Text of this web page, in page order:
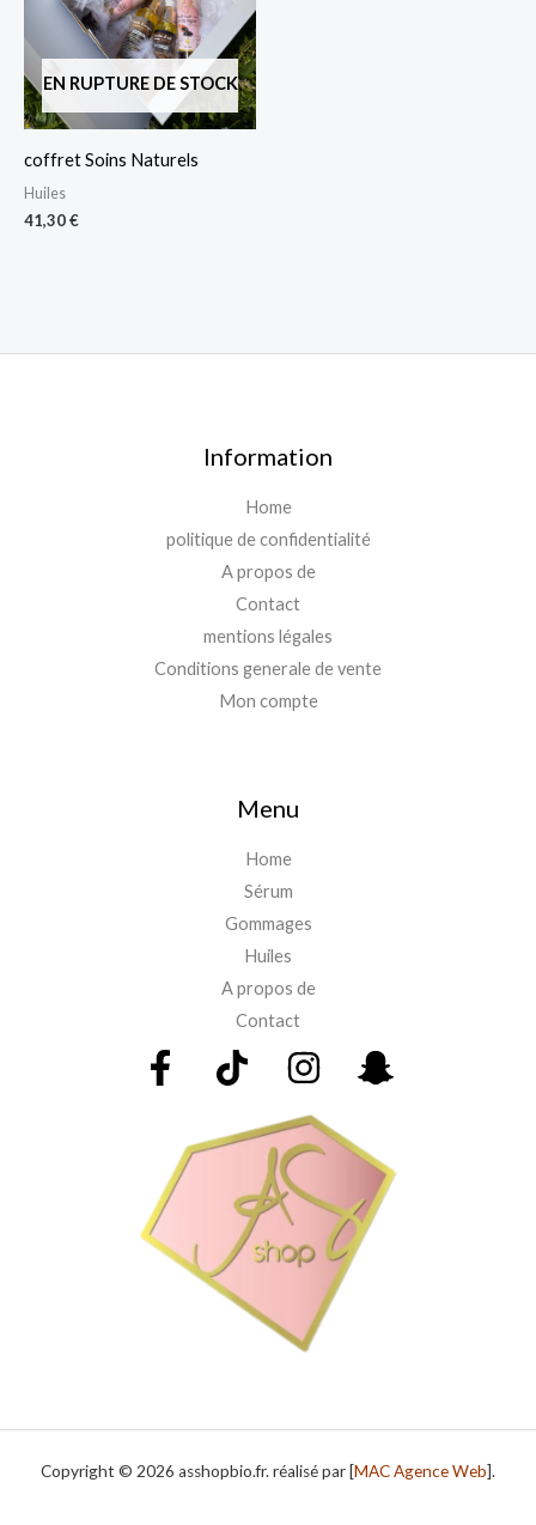
EN RUPTURE DE STOCK
coffret Soins Naturels
Huiles
41,30€
Information
Home
politique de confidentialité
A propos de
Contact
mentions légales
Conditions generale de vente
Mon compte
Menu
Home
Sérum
Gommages
Huiles
A propos de
Contact
Copyright © 2026 asshopbio.fr. réalisé par [MAC Agence Web].